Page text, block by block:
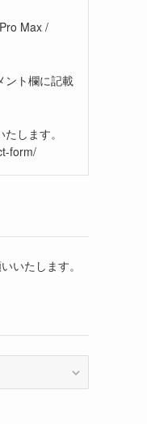
Max /
ント欄に記載
します。
form/
いたします。